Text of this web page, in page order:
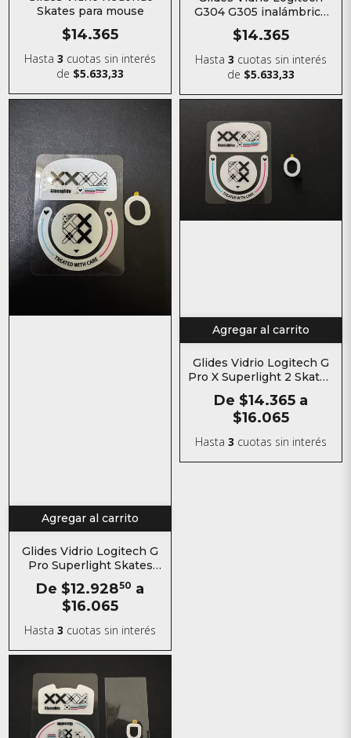
Skates para mouse
$14.365
Hasta3 cuotas sin interés
de $5.633,33
G304 G305 inalámbrico
Skates para mouse
$14.365
Hasta 3 cuotas sin interés
de $5.633,33
Agregar al carrito
Glides Vidrio Logitech G
Pro Superlight Skates
para mouse
De $12.92850 a
$16.065
Hasta3 cuotas sin interés
Agregar al carrito
Glides Vidrio Logitech G
Pro X Superlight 2 Skates
para mouse
De $14.365 a
$16.065
Hasta 3 cuotas sin interés